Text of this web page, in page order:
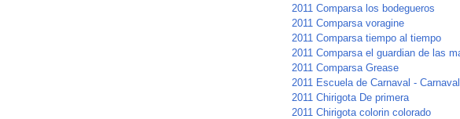
2011 Comparsa los bodegueros
2011 Comparsa voragine
2011 Comparsa tiempo al tiempo
2011 Comparsa el guardian de las
2011 Comparsa Grease
2011 Escuela de Carnaval -
2011 Chirigota De primera
2011 Chirigota colorin colorado